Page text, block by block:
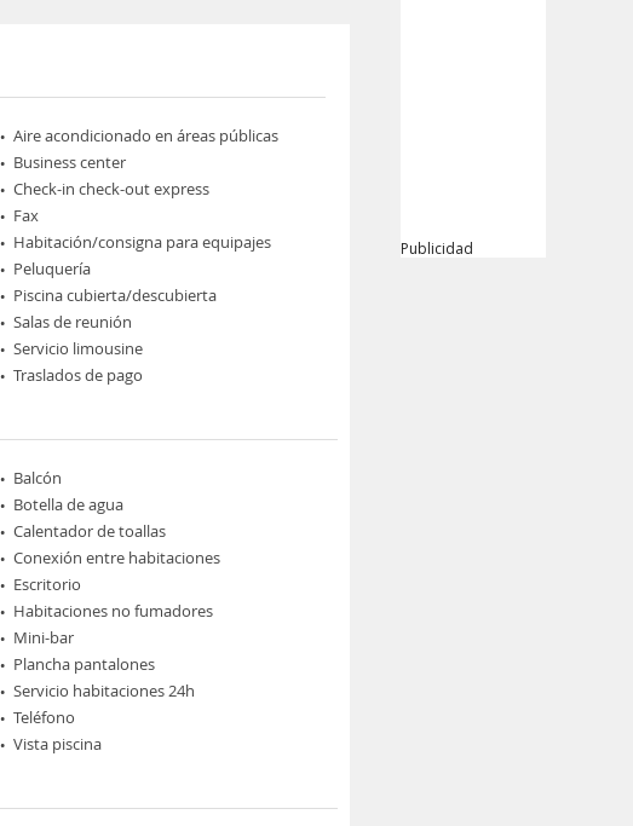
Aire acondicionado en áreas públicas
Business center
Check-in check-out express
Fax
Habitación/consigna para equipajes
Peluquería
Piscina cubierta/descubierta
Salas de reunión
Servicio limousine
Traslados de pago
Balcón
Botella de agua
Calentador de toallas
Conexión entre habitaciones
Escritorio
Habitaciones no fumadores
Mini-bar
Plancha pantalones
Servicio habitaciones 24h
Teléfono
Vista piscina
Publicidad